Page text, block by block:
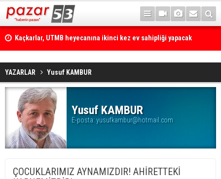
Kaçkarlar, UTMB heyecanına ikinci kez ev sahipliği yapacak
Çamlıhemşin'de otomobilin üzerine kaya düştü: 1 yaralı
YAZARLAR Yusuf KAMBUR
Yusuf KAMBUR
E-posta: yusufkambur@hotmail.com
ÇOCUKLARIMIZ AYNAMIZDIR! AHİRETTEKİ